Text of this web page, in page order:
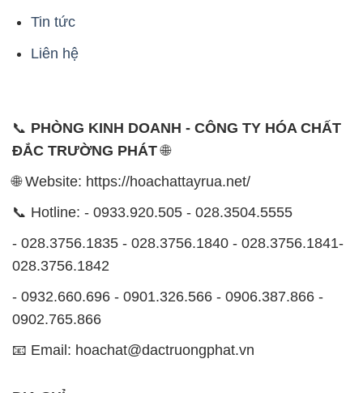
Tin tức
Liên hệ
📞 PHÒNG KINH DOANH - CÔNG TY HÓA CHẤT
ĐẮC TRƯỜNG PHÁT🌐
🌐 Website: https://hoachattayrua.net/
📞 Hotline: - 0933.920.505 - 028.3504.5555
- 028.3756.1835 - 028.3756.1840 - 028.3756.1841-
028.3756.1842
- 0932.660.696 - 0901.326.566 - 0906.387.866 -
0902.765.866
📧 Email: hoachat@dactruongphat.vn